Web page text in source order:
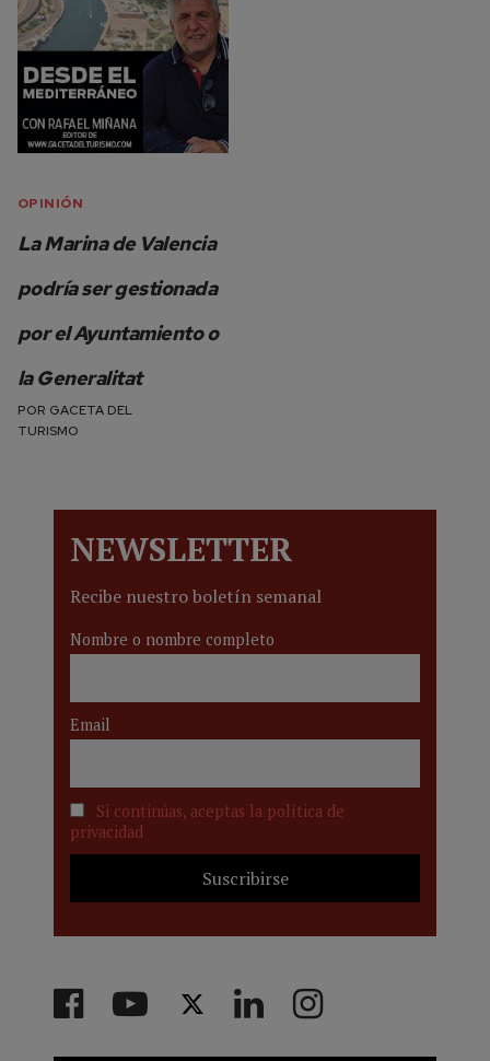
OPINIÓN
La Marina de Valencia
podría ser gestionada
por el Ayuntamiento o
la Generalitat
POR GACETA DEL
TURISMO
NEWSLETTER
Recibe nuestro boletín semanal
Nombre o nombre completo
Email
Si continúas, aceptas la política de
privacidad